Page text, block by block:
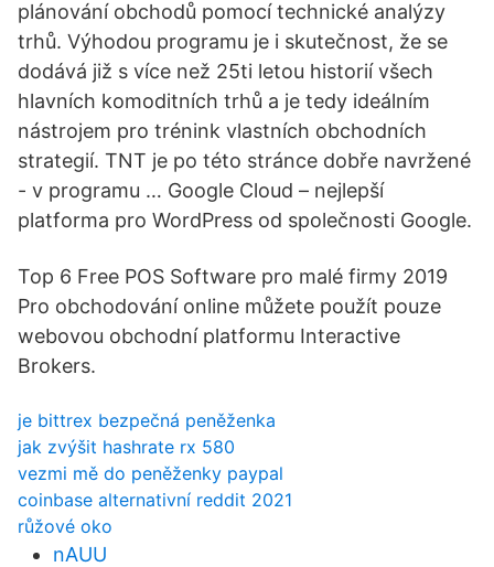
plánování obchodů pomocí technické analýzy
trhů. Výhodou programu je i skutečnost, že se
dodává již s více než 25ti letou historií všech
hlavních komoditních trhů a je tedy ideálním
nástrojem pro trénink vlastních obchodních
strategií. TNT je po této stránce dobře navržené
- v programu … Google Cloud – nejlepší
platforma pro WordPress od společnosti Google.
Top 6 Free POS Software pro malé firmy 2019
Pro obchodování online můžete použít pouze
webovou obchodní platformu Interactive
Brokers.
je bittrex bezpečná peněženka
jak zvýšit hashrate rx 580
vezmi mě do peněženky paypal
coinbase alternativní reddit 2021
růžové oko
nAUU